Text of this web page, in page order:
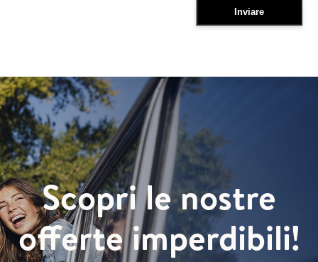
Scopri le nostre
offerte imperdibili!